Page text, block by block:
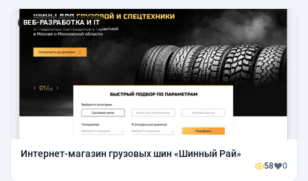
ВЕБ-РАЗРАБОТКА И IT
Интернет-магазин грузовых шин «Шинный Рай»
58 0